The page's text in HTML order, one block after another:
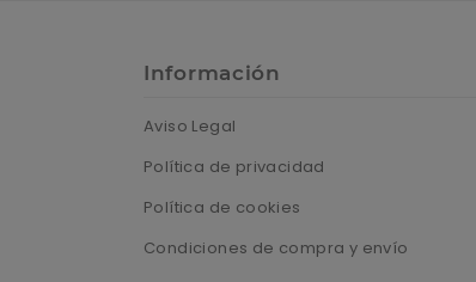
Información
Aviso Legal
Política de privacidad
Política de cookies
Condiciones de compra y envío